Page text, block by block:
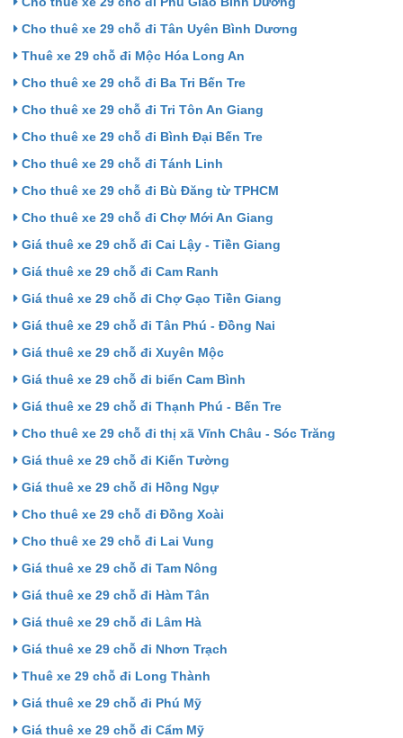
Cho thuê xe 29 chỗ đi Tân Uyên Bình Dương
Thuê xe 29 chỗ đi Mộc Hóa Long An
Cho thuê xe 29 chỗ đi Ba Tri Bến Tre
Cho thuê xe 29 chỗ đi Tri Tôn An Giang
Cho thuê xe 29 chỗ đi Bình Đại Bến Tre
Cho thuê xe 29 chỗ đi Tánh Linh
Cho thuê xe 29 chỗ đi Bù Đăng từ TPHCM
Cho thuê xe 29 chỗ đi Chợ Mới An Giang
Giá thuê xe 29 chỗ đi Cai Lậy - Tiền Giang
Giá thuê xe 29 chỗ đi Cam Ranh
Giá thuê xe 29 chỗ đi Chợ Gạo Tiền Giang
Giá thuê xe 29 chỗ đi Tân Phú - Đồng Nai
Giá thuê xe 29 chỗ đi Xuyên Mộc
Giá thuê xe 29 chỗ đi biển Cam Bình
Giá thuê xe 29 chỗ đi Thạnh Phú - Bến Tre
Cho thuê xe 29 chỗ đi thị xã Vĩnh Châu - Sóc Trăng
Giá thuê xe 29 chỗ đi Kiến Tường
Giá thuê xe 29 chỗ đi Hồng Ngự
Cho thuê xe 29 chỗ đi Đồng Xoài
Cho thuê xe 29 chỗ đi Lai Vung
Giá thuê xe 29 chỗ đi Tam Nông
Giá thuê xe 29 chỗ đi Hàm Tân
Giá thuê xe 29 chỗ đi Lâm Hà
Giá thuê xe 29 chỗ đi Nhơn Trạch
Thuê xe 29 chỗ đi Long Thành
Giá thuê xe 29 chỗ đi Phú Mỹ
Giá thuê xe 29 chỗ đi Cẩm Mỹ